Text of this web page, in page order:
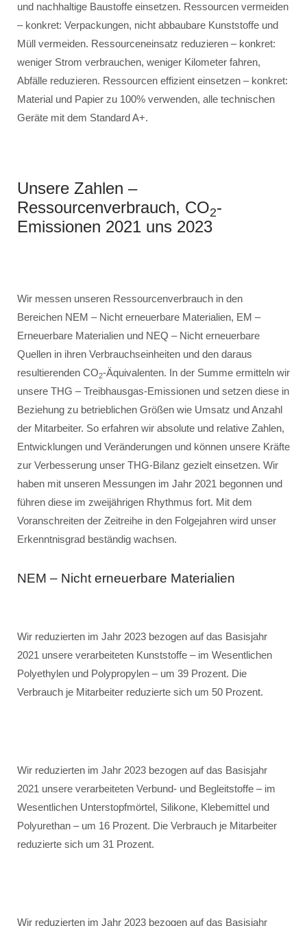
und nachhaltige Baustoffe einsetzen. Ressourcen vermeiden
– konkret: Verpackungen, nicht abbaubare Kunststoffe und
Müll vermeiden. Ressourceneinsatz reduzieren – konkret:
weniger Strom verbrauchen, weniger Kilometer fahren,
Abfälle reduzieren. Ressourcen effizient einsetzen – konkret:
Material und Papier zu 100% verwenden, alle technischen
Geräte mit dem Standard A+.
Unsere Zahlen –
Ressourcenverbrauch, CO2-
Emissionen 2021 uns 2023
Wir messen unseren Ressourcenverbrauch in den
Bereichen NEM – Nicht erneuerbare Materialien, EM –
Erneuerbare Materialien und NEQ – Nicht erneuerbare
Quellen in ihren Verbrauchseinheiten und den daraus
resultierenden CO2-Äquivalenten. In der Summe ermitteln wir
unsere THG – Treibhausgas-Emissionen und setzen diese in
Beziehung zu betrieblichen Größen wie Umsatz und Anzahl
der Mitarbeiter. So erfahren wir absolute und relative Zahlen,
Entwicklungen und Veränderungen und können unsere Kräfte
zur Verbesserung unser THG-Bilanz gezielt einsetzen. Wir
haben mit unseren Messungen im Jahr 2021 begonnen und
führen diese im zweijährigen Rhythmus fort. Mit dem
Voranschreiten der Zeitreihe in den Folgejahren wird unser
Erkenntnisgrad beständig wachsen.
NEM – Nicht erneuerbare Materialien
Wir reduzierten im Jahr 2023 bezogen auf das Basisjahr
2021 unsere verarbeiteten Kunststoffe – im Wesentlichen
Polyethylen und Polypropylen – um 39 Prozent. Die
Verbrauch je Mitarbeiter reduzierte sich um 50 Prozent.
Wir reduzierten im Jahr 2023 bezogen auf das Basisjahr
2021 unsere verarbeiteten Verbund- und Begleitstoffe – im
Wesentlichen Unterstopfmörtel, Silikone, Klebemittel und
Polyurethan – um 16 Prozent. Die Verbrauch je Mitarbeiter
reduzierte sich um 31 Prozent.
Wir reduzierten im Jahr 2023 bezogen auf das Basisjahr